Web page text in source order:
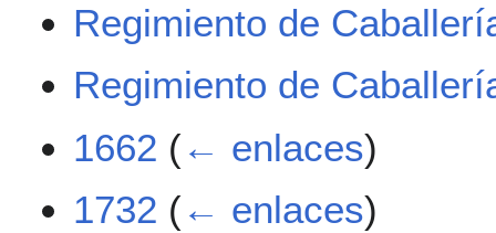
Regimiento de
Regimiento de
1662 (← enlaces)
1732 (← enlaces)